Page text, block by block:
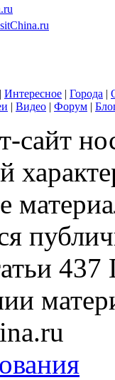
| Интересное | Города |
| Видео | Форум |
сайт
437